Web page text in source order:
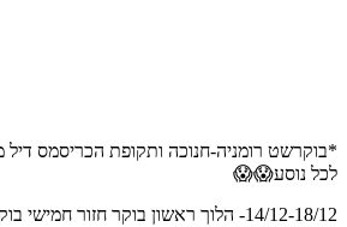
לכל נוסע😱😱
14/12-18/12- הלוך ראשון בוקר חזור חמישי בוקר- 4 לילות!